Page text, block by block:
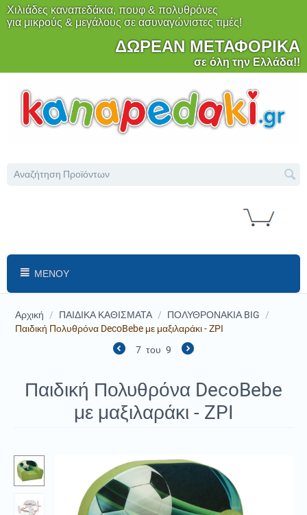
Χιλιάδες καναπεδάκια, πουφ & πολυθρόνες
για μικρούς & μεγάλους σε ασυναγώνιστες τιμές!
ΔΩΡΕΑΝ ΜΕΤΑΦΟΡΙΚΑ
σε όλη την Ελλάδα!!
ΜΕΝΟΎ
Αρχική / ΠΑΙΔΙΚΑ ΚΑΘΙΣΜΑΤΑ / ΠΟΛΥΘΡΟΝΑΚΙΑ BIG
/
Παιδική Πολυθρόνα DecoBebe με μαξιλαράκι - ZPI
7 του 9
Παιδική Πολυθρόνα DecoBebe
με μαξιλαράκι - ZPI